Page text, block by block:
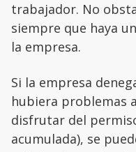
trabajador. No
siempre que haya
la empresa.
Si la empresa
hubiera problemas
disfrutar del
acumulada), se